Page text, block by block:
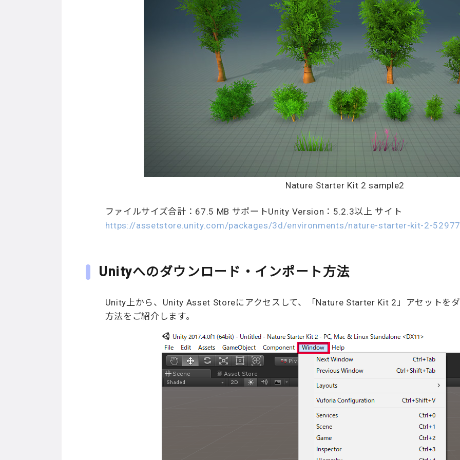
Nature Starter Kit 2 sample2
ファイルサイズ合計：67.5 MB サポートUnity Version：5.2.3以上 サイト
https://assetstore.unity.com/packages/3d/environments/nature-starter-kit-2-52977
Unityへのダウンロード・インポート方法
Unity上から、Unity Asset Storeにアクセスして、「Nature Starter Kit 2」アセットを
方法をご紹介します。